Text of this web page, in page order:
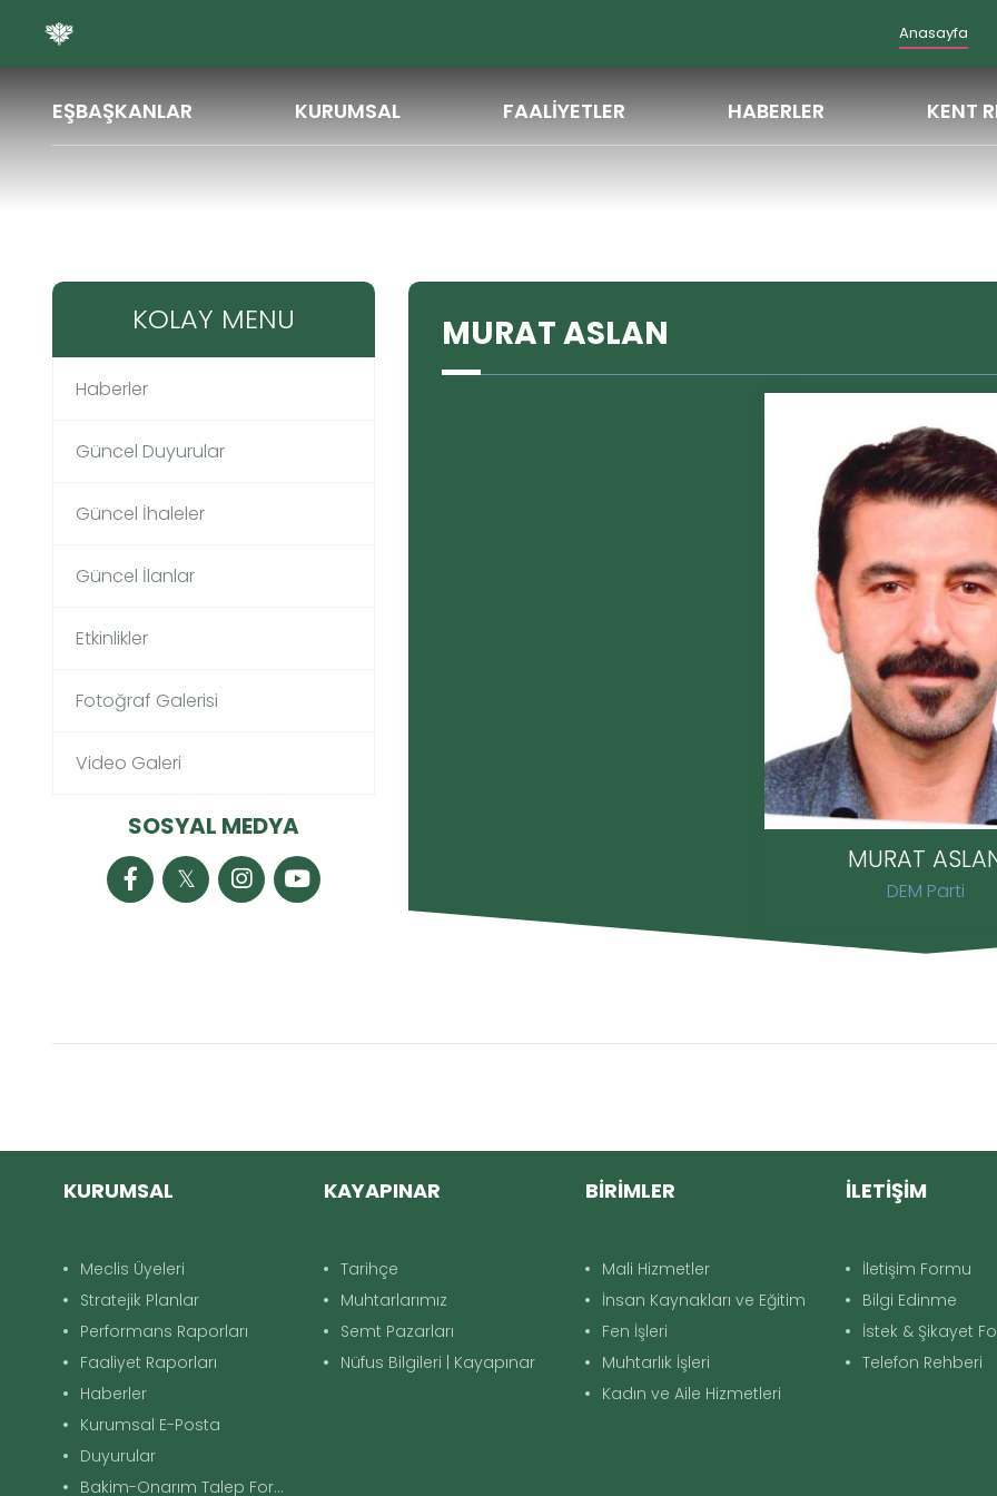
Anasayfa
EŞBAŞKANLAR KURUMSAL FAALİYETLER HABERLER KENT
KOLAY MENU
Haberler
Güncel Duyurular
Güncel İhaleler
Güncel İlanlar
Etkinlikler
Fotoğraf Galerisi
Video Galeri
SOSYAL MEDYA
𝕏
MURAT ASLAN
MURAT
DEM Parti
KURUMSAL
Meclis Üyeleri
Stratejik Planlar
Performans Raporları
Faaliyet Raporları
Haberler
Kurumsal E-Posta
Duyurular
Bakim-Onarım Talep Formu
KAYAPINAR
Tarihçe
Muhtarlarımız
Semt Pazarları
Nüfus Bilgileri | Kayapınar
BİRİMLER
Mali Hizmetler
İnsan Kaynakları ve Eğitim
Fen İşleri
Muhtarlık İşleri
Kadın ve Aile Hizmetleri
İLETİŞİM
İletişim Formu
Bilgi Edinme
İstek & Şikayet
Telefon Rehberi